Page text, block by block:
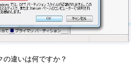
の違いは何ですか？